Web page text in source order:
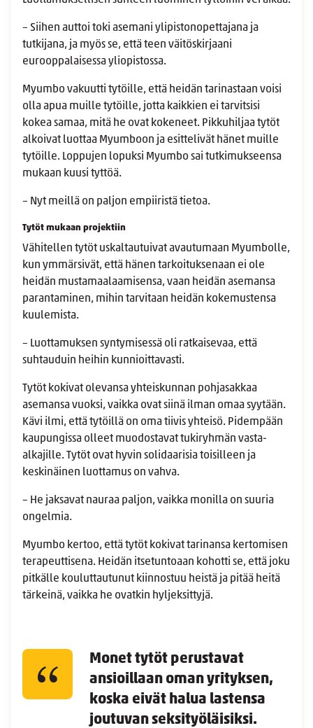
– Siihen auttoi toki asemani ylipistonopettajana ja
tutkijana, ja myös se, että teen väitöskirjaani
eurooppalaisessa yliopistossa.
Myumbo vakuutti tytöille, että heidän tarinastaan voisi
olla apua muille tytöille, jotta kaikkien ei tarvitsisi
kokea samaa, mitä he ovat kokeneet. Pikkuhiljaa tytöt
alkoivat luottaa Myumboon ja esittelivät hänet muille
tytöille. Loppujen lopuksi Myumbo sai tutkimukseensa
mukaan kuusi tyttöä.
– Nyt meillä on paljon empiiristä tietoa.
Tytöt mukaan projektiin
Vähitellen tytöt uskaltautuivat avautumaan Myumbolle,
kun ymmärsivät, että hänen tarkoituksenaan ei ole
heidän mustamaalaamisensa, vaan heidän asemansa
parantaminen, mihin tarvitaan heidän kokemustensa
kuulemista.
– Luottamuksen syntymisessä oli ratkaisevaa, että
suhtauduin heihin kunnioittavasti.
Tytöt kokivat olevansa yhteiskunnan pohjasakkaa
asemansa vuoksi, vaikka ovat siinä ilman omaa syytään.
Kävi ilmi, että tytöillä on oma tiivis yhteisö. Pidempään
kaupungissa olleet muodostavat tukiryhmän vasta-
alkajille. Tytöt ovat hyvin solidaarisia toisilleen ja
keskinäinen luottamus on vahva.
– He jaksavat nauraa paljon, vaikka monilla on suuria
ongelmia.
Myumbo kertoo, että tytöt kokivat tarinansa kertomisen
terapeuttisena. Heidän itsetuntoaan kohotti se, että joku
pitkälle kouluttautunut kiinnostuu heistä ja pitää heitä
tärkeinä, vaikka he ovatkin hyljeksittyjä.
Monet tytöt perustavat
ansioillaan oman yrityksen,
koska eivät halua lastensa
joutuvan seksityöläisiksi.